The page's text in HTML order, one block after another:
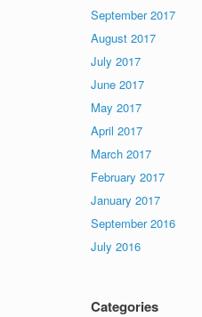
September 2017
August 2017
July 2017
June 2017
May 2017
April 2017
March 2017
February 2017
January 2017
September 2016
July 2016
Categories